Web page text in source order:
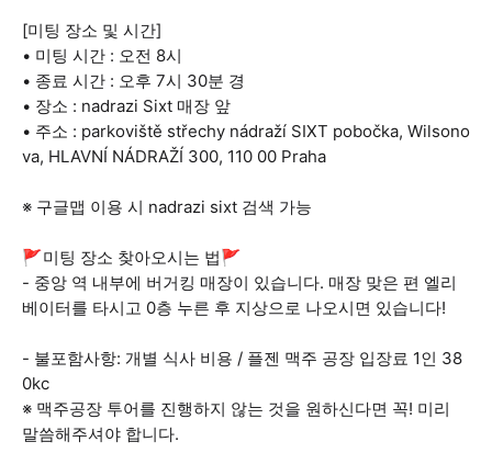
[미팅 장소 및 시간]
• 미팅 시간 : 오전 8시
• 종료 시간 : 오후 7시 30분 경
• 장소 : nadrazi Sixt 매장 앞
• 주소 : parkoviště střechy nádraží SIXT pobočka, Wilsono
va, HLAVNÍ NÁDRAŽÍ 300, 110 00 Praha
※ 구글맵 이용 시 nadrazi sixt 검색 가능
🚩미팅 장소 찾아오시는 법🚩
- 중앙 역 내부에 버거킹 매장이 있습니다. 매장 맞은 편 엘리
베이터를 타시고 0층 누른 후 지상으로 나오시면 있습니다!
- 불포함사항: 개별 식사 비용 / 플젠 맥주 공장 입장료 1인 38
0kc
※ 맥주공장 투어를 진행하지 않는 것을 원하신다면 꼭! 미리
말씀해주셔야 합니다.